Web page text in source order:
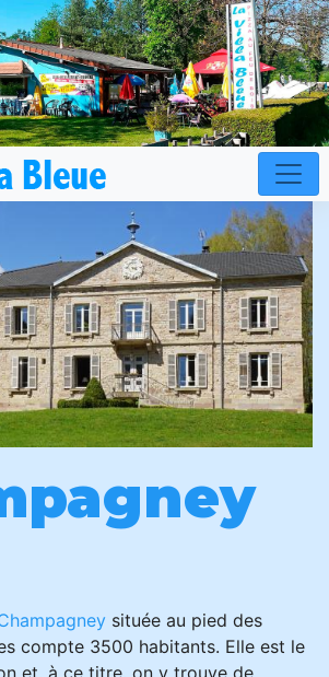
située au pied des
compte 3500 habitants. Elle est le